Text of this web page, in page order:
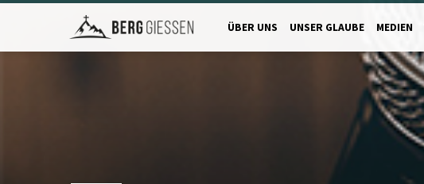
ÜBER UNS UNSER GLAUBE MEDIEN